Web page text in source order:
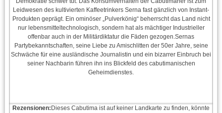
Leidwesen des kultivierten Kaffeetrinkers Serna fast gänzlich von Instant-
Produkten geprägt. Ein ominöser „Pulverkönig“ beherrscht das Land nicht
nur lebensmitteltechnologisch, sondern hat als mächtiger Industrieller
offenbar auch in der Militärdiktatur die Fäden gezogen.Sernas
Partybekanntschaften, seine Liebe zu Amischlitten der 50er Jahre, seine
Schwäche für eine ausländische Journalistin und ein bizarrer Einbruch bei
seiner Nachbarin führen ihn ins Blickfeld des cabutimanischen
Geheimdienstes.
Rezensionen: Dieses Cabutima ist auf keiner Landkarte zu finden, könnte